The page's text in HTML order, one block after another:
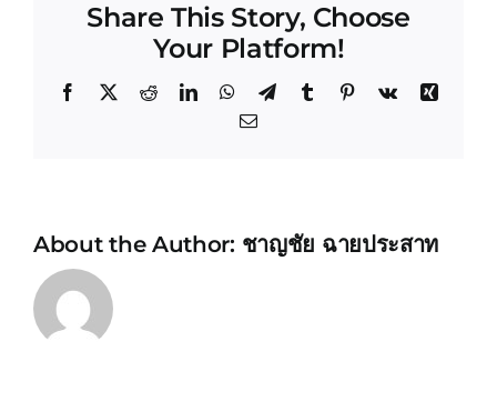
Share This Story, Choose
Your Platform!
Facebook
X RedditLinkedInWhatsApp
TelegramTumblr Pinterest
Vk
Xing
Email
About the Author: ชาญชัย ฉายประสาท